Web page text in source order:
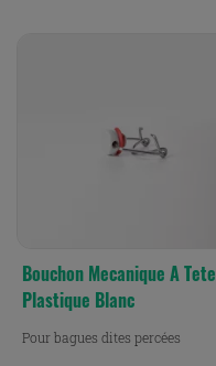
Bouchon Mecanique A Tete
Plastique Blanc
Pour bagues dites percées